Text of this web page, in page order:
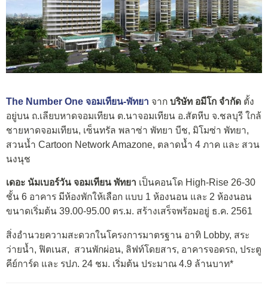
The Number One จอมเทียน-พัทยา จาก บริษัท อมีโก จำกัด ตั้ง
อยู่บน ถ.เลียบหาดจอมเทียน ต.นาจอมเทียน อ.สัตหีบ จ.ชลบุรี ใกล้
ชายหาดจอมเทียน, เซ็นทรัล พลาซ่า พัทยา บีช, มิโมซ่า พัทยา,
สวนน้ำ Cartoon Network Amazone, ตลาดน้ำ 4 ภาค และ สวน
นงนุช
เดอะ นัมเบอร์วัน จอมเทียน พัทยา เป็นคอนโด High-Rise 26-30
ชั้น 6 อาคาร มีห้องพักให้เลือก แบบ 1 ห้องนอน และ 2 ห้องนอน
ขนาดเริ่มต้น 39.00-95.00 ตร.ม. สร้างเสร็จพร้อมอยู่ ธ.ค. 2561
สิ่งอำนวยความสะดวกในโครงการมาตรฐาน อาทิ Lobby, สระ
ว่ายน้ำ, ฟิตเนส, สวนพักผ่อน, ลิฟท์โดยสาร, อาคารจอดรถ, ประตู
คีย์การ์ด และ รปภ. 24 ชม. เริ่มต้น ประมาณ 4.9 ล้านบาท*